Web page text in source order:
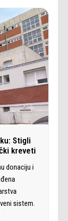
Stigli
kreveti
donaciju i
sistem.